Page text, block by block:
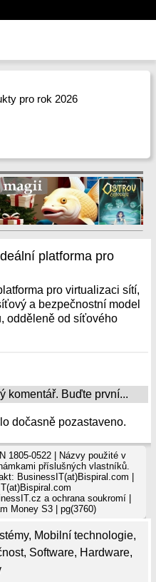
pro rok 2026
, Mobilní technologie,
, Software, Hardware,
platforma pro
pro virtualizaci sítí,
a bezpečnostní model
odděleně od síťového
komentář. Buďte první...
dočasně pozastaveno.
1805-0522 | Názvy použité v
příslušných vlastníků.
BusinessIT(at)Bispiral.com |
a ochrana soukromí|
Money S3 | pg(3760)